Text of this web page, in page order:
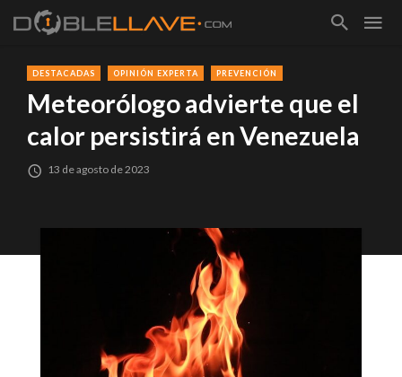
DESTACADAS OPINIÓN EXPERTA PREVENCIÓN
Meteorólogo advierte que el
calor persistirá en Venezuela
13 de agosto de 2023